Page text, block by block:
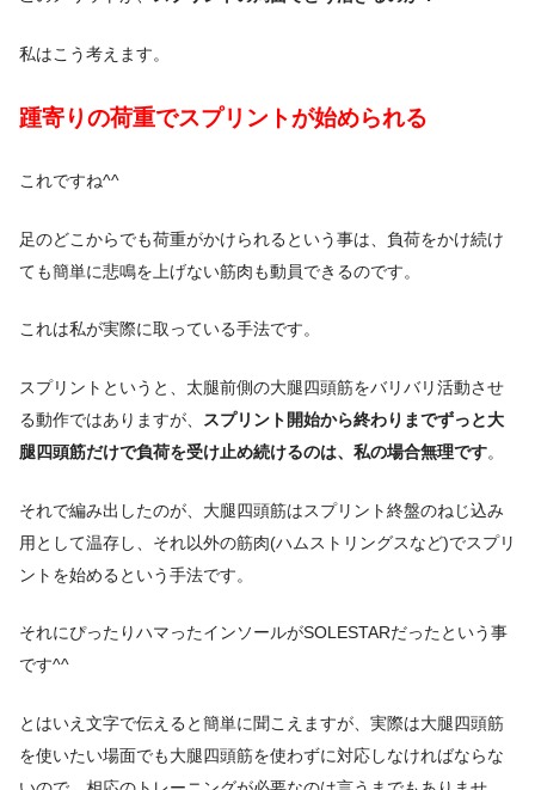
私はこう考えます。
踵寄りの荷重でスプリントが始められる
これですね^^
足のどこからでも荷重がかけられるという事は、負荷をかけ続け
ても簡単に悲鳴を上げない筋肉も動員できるのです。
これは私が実際に取っている手法です。
スプリントというと、太腿前側の大腿四頭筋をバリバリ活動させ
る動作ではありますが、
スプリント開始から終わりまでずっと大
腿四頭筋だけで負荷を受け止め続けるのは、私の場合無理です。
それで編み出したのが、大腿四頭筋はスプリント終盤のねじ込み
用として温存し、それ以外の筋肉(ハムストリングスなど)でスプリ
ントを始めるという手法です。
それにぴったりハマったインソールがSOLESTARだったという事
です^^
とはいえ文字で伝えると簡単に聞こえますが、実際は大腿四頭筋
を使いたい場面でも大腿四頭筋を使わずに対応しなければならな